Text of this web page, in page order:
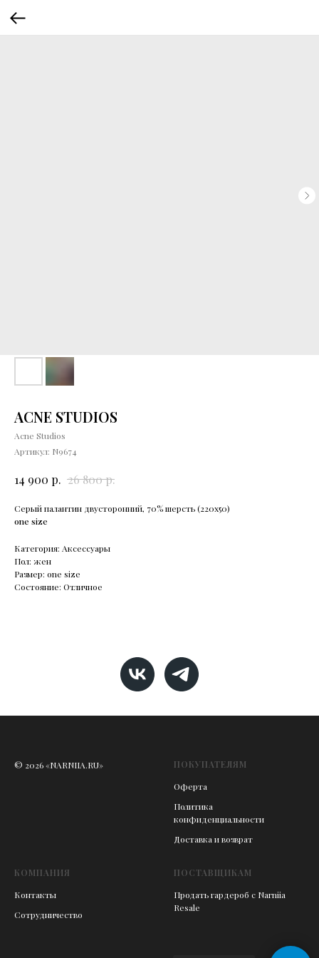
ACNE STUDIOS
Acne Studios
Артикул: N9674
14 900 р. 26 800р.
Серый палантин двусторонний, 70% шерсть (220х50)
one size
Категория: Аксессуары
Пол: жен
Размер: one size
Состояние: Отличное
© 2026 «NARNIIA.RU»
ПОКУПАТЕЛЯМ
Оферта
Политика
конфиденциальности
Доставка и возврат
КОМПАНИЯ
Контакты
Сотрудничество
ПОСТАВЩИКАМ
Продать гардероб с Narniia
Resale